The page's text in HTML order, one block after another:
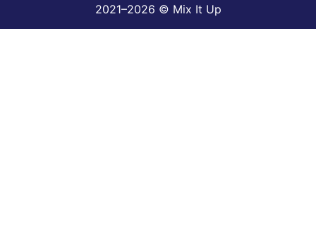
2021–2026 © Mix It Up